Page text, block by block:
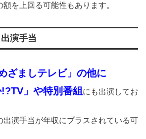
を上回る可能性もあります。
演手当
めざましテレビ」の他に
!?TV」や特別番組 にも出演してお
出演手当が年収にプラスされている可